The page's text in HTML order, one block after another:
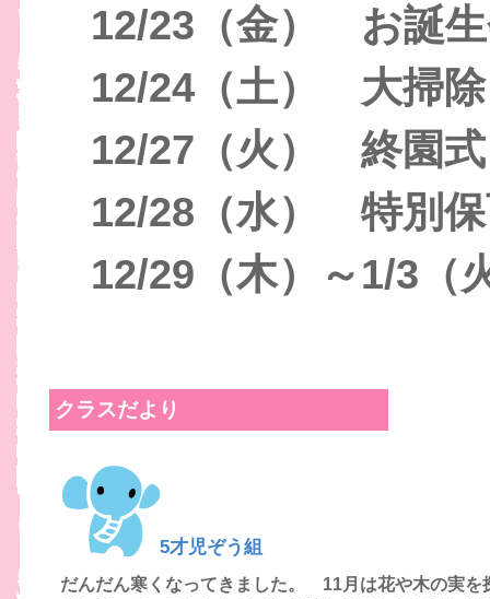
12/23（金） お誕
12/24（土） 大掃除
12/27（火） 終園
12/28（水） 特別
12/29（木）～1/3（
クラスだより
5才児ぞう組
だんだん寒くなってきました。 11月は花や木の実を